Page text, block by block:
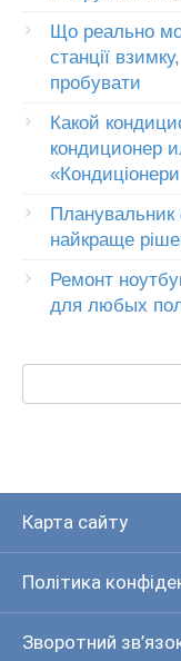
Що реально
станції
пробувати
Какой
кондиционер
найкраще
Ремонт
для любых
Карта сайту
Політика
Зворотний